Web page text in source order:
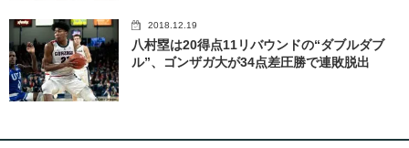
2018.12.19
八村塁は20得点11リバウンドの“ダブルダブ
ル”、ゴンザガ大が34点差圧勝で連敗脱出